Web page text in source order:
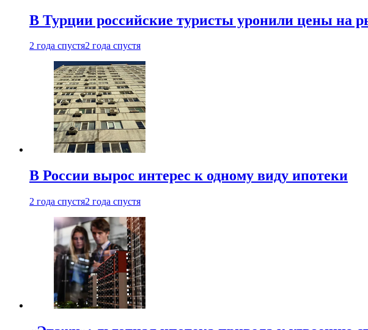
В Турции российские туристы уронили цены на
2 года спустя2 года спустя
В России вырос интерес к одному виду ипотеки
2 года спустя2 года спустя